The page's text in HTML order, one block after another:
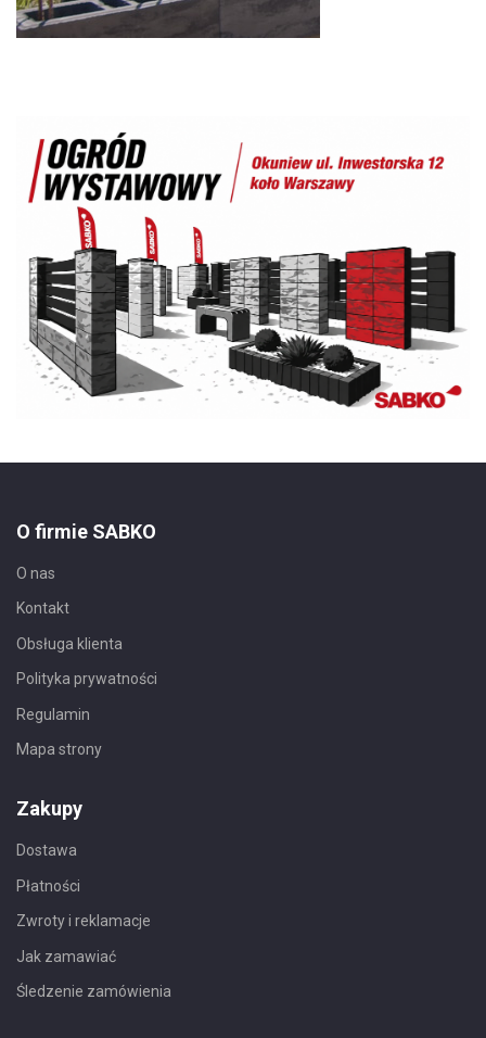
O firmie SABKO
O nas
Kontakt
Obsługa klienta
Polityka prywatności
Regulamin
Mapa strony
Zakupy
Dostawa
Płatności
Zwroty i reklamacje
Jak zamawiać
Śledzenie zamówienia